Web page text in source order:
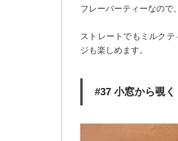
フレーバーティーなので
ストレートでもミルク
ジも楽しめます。
#37 小窓から覗